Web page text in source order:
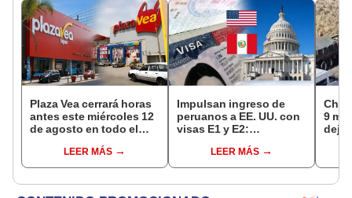
Plaza Vea cerrará horas
antes este miércoles 12
de agosto en todo el
hasta las 7 p.m.
LEER MÁS
Impulsan ingreso de
peruanos a EE. UU. con
visas E1 y E2:
pymes serían los más
beneficiados
LEER MÁS
9
deja